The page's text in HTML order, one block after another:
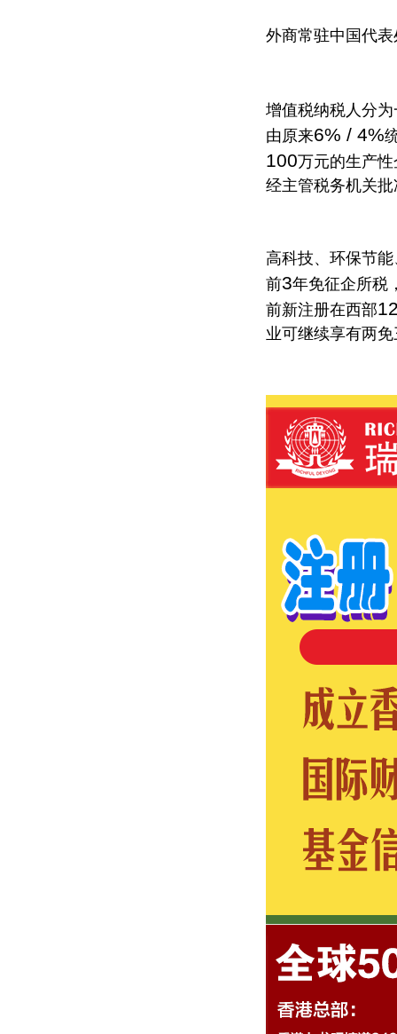
外商常驻中国代
增值税纳税人分
由原来6% / 4%
100万元的生产
经主管税务机关
高科技、环保节
前3年免征企所税
前新注册在西部
业可继续享有两